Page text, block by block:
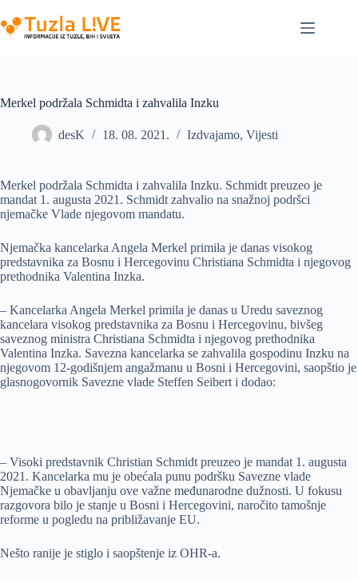
to
content
Merkel podržala Schmidta i zahvalila Inzku
desK 18. 08. 2021. Izdvajamo, Vijesti
Merkel podržala Schmidta i zahvalila Inzku. Schmidt preuzeo je
mandat 1. augusta 2021. Schmidt zahvalio na snažnoj podršci
njemačke Vlade njegovom mandatu.
Njemačka kancelarka Angela Merkel primila je danas visokog
predstavnika za Bosnu i Hercegovinu Christiana Schmidta i njegovog
prethodnika Valentina Inzka.
– Kancelarka Angela Merkel primila je danas u Uredu saveznog
kancelara visokog predstavnika za Bosnu i Hercegovinu, bivšeg
saveznog ministra Christiana Schmidta i njegovog prethodnika
Valentina Inzka. Savezna kancelarka se zahvalila gospodinu Inzku na
njegovom 12-godišnjem angažmanu u Bosni i Hercegovini, saopštio je
glasnogovornik Savezne vlade Steffen Seibert i dodao:
– Visoki predstavnik Christian Schmidt preuzeo je mandat 1. augusta
2021. Kancelarka mu je obećala punu podršku Savezne vlade
Njemačke u obavljanju ove važne međunarodne dužnosti. U fokusu
razgovora bilo je stanje u Bosni i Hercegovini, naročito tamošnje
reforme u pogledu na približavanje EU.
Nešto ranije je stiglo i saopštenje iz OHR-a.